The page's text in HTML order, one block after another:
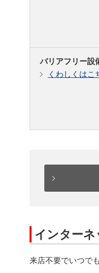
バリアフリー設
くわしくはこ
インターネ
来店不要でいつで